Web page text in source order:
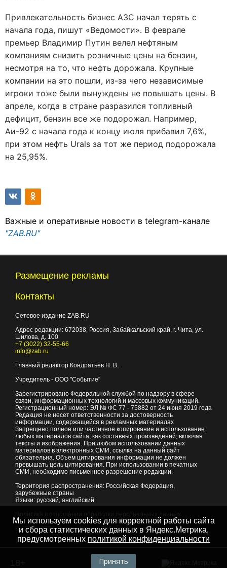
Привлекательность бизнес АЗС начал терять с
начала года, пишут «Ведомости». В феврале
премьер Владимир Путин велел нефтяным
компаниям снизить розничные цены на бензин,
несмотря на то, что нефть дорожала. Крупные
компании на это пошли, из-за чего независимые
игроки тоже были вынуждены не повышать цены. В
апреле, когда в стране разразился топливный
дефицит, бензин все же подорожал. Например,
Аи-92 с начала года к концу июля прибавил 7,6%,
при этом нефть Urals за тот же период подорожала
на 25,95%.
Важные и оперативные новости в telegram-канале
"ZAB.RU"
Размещение рекламы
Контакты
Сетевое издание ZAB.RU
Адрес редакции: 672038, Россия, Забайкальский край, г. Чита, ул.
Шилова, д. 100
+7 (3022) 32-55-66
info@zab.ru
Главный редактор Кондратьев Н. В.
Учредитель - ООО "Событие"
Зарегистрировано Федеральной службой по надзору в сфере
связи, информационных технологий и массовых коммуникаций.
Регистрационный номер: ЭЛ № ФС 77 - 75882 от 24 июня 2019 года
Редакция не несет ответственности за достоверность
информации, содержащейся в рекламных материалах
Запрещено полное или частичное копирование и использование
любых материалов сайта, как составных произведений, включая
тексты и изображения. При любом использовании данных
материалов в электронных СМИ, ссылка на данный сайт
обязательна. Объем цитирования информации не должен
превышать цель цитирования. При использовании в печатных
СМИ, необходимо письменное разрешение редакции.
Территория распространения: Российская Федерация,
зарубежные страны
Языки: русский, английский
© 2007 - 2026Портал Читы и Забайкальского края
Мы используем cookies для корректной работы сайта
и сбора статистических данных в Яндекс.Метрика,
предусмотренных политикой конфиденциальности
Принять